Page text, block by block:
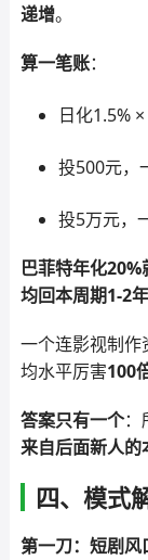
递增。
算一笔账：
日化1.5%
投500元，
投5万元，
巴菲特年化
均回本周期1-2年
一个连影视制
均水平厉害100
答案只有一个：
来自后面新人的
四、模式
第一刀：短剧